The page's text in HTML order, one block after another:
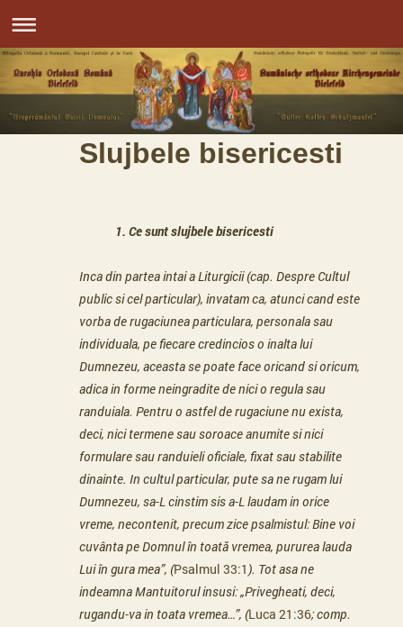
Slujbele bisericesti
1. Ce sunt slujbele bisericesti
Inca din partea intai a Liturgicii (cap. Despre Cultul
public si cel particular), invatam ca, atunci cand este
vorba de rugaciunea particulara, personala sau
individuala, pe fiecare credincios o inalta lui
Dumnezeu, aceasta se poate face oricand si oricum,
adica in forme neingradite de nici o regula sau
randuiala. Pentru o astfel de rugaciune nu exista,
deci, nici termene sau soroace anumite si nici
formulare sau randuieli oficiale, fixat sau stabilite
dinainte. In cultul particular, pute sa ne rugam lui
Dumnezeu, sa-L cinstim sis a-L laudam in orice
vreme, necontenit, precum zice psalmistul: Bine voi
cuvânta pe Domnul în toată vremea, pururea lauda
Lui în gura mea”, (Psalmul 33:1 ). Tot asa ne
indeamna Mantuitorul insusi: „Privegheati, deci,
rugandu-va in toata vremea…”, (Luca 21:36; comp.